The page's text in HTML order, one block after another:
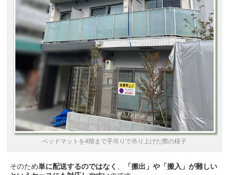
ベッドマットを4階まで手吊りで吊り上げた際の様子
そのため単に配送するのではなく 、
「搬出」や「搬入」が難しい